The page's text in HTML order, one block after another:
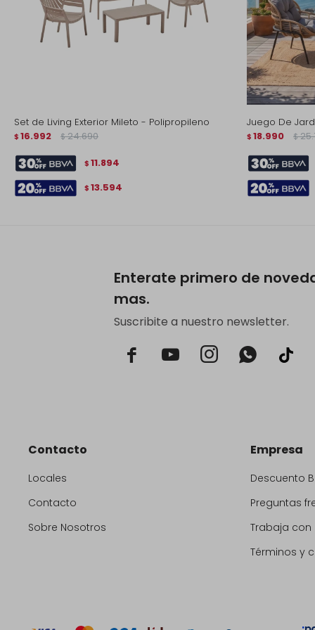
Set de Living Exterior Mileto - Polipropileno
$ 16.992 $ 24.690
$ 11.894
$ 13.594
Juego De
$ 18.990 $
Enterate primero de
mas.
Suscribite a nuestro newsletter.
  
Contacto
Locales
Contacto
Sobre Nosotros
Empresa
Descuento
Preguntas
Trabaja
Términos y